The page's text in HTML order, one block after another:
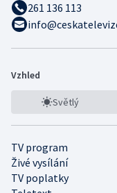
261 136 113
Vzhled
Světlý
TV program
Živé vysílání
TV poplatky